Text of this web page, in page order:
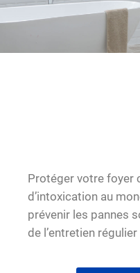
Protéger votre foyer
d’intoxication au
prévenir les pannes
de l’entretien